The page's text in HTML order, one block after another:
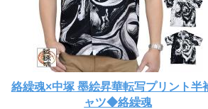
絡繰魂×中塚 墨絵昇華転写プリント半
ャツ◆絡繰魂